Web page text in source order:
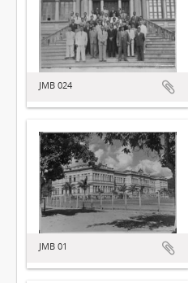
JMB 024
JMB 01